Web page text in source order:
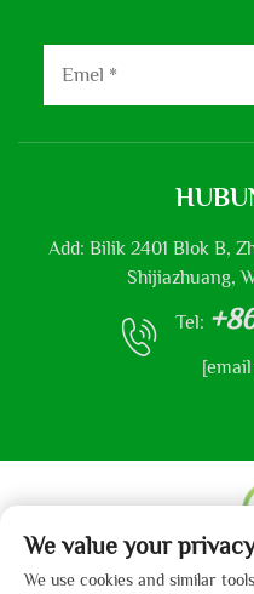
Add: Bilik 2401 Blok B,
Shijiazhuang,
Tel:
Hak Cipta © 2013-2024
We value your privacy
We use cookies and similar